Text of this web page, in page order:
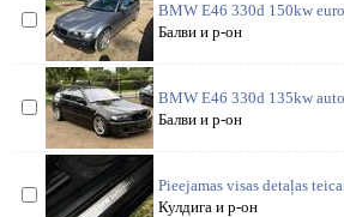
BMW E46 330d 150kw
Балви и р-он
BMW E46 330d 135kw
Балви и р-он
Pieejamas visas detaļas
Кулдига и р-он